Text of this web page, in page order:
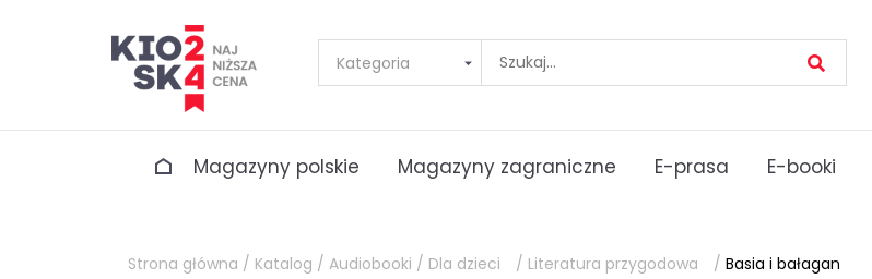
Magazyny polskie Magazyny zagraniczne E-prasa E-booki
Strona główna / Katalog / Audiobooki / Dla dzieci / Literatura przygodowa / Basia i bałagan